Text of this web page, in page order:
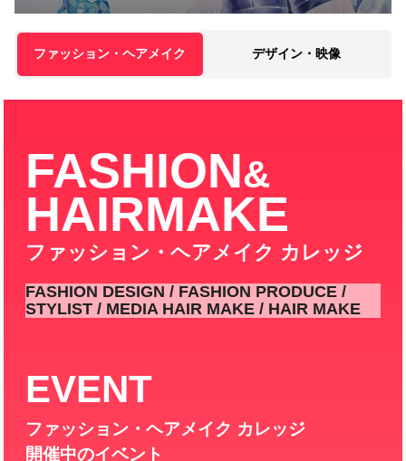
ファッション・ヘアメイク デザイン・映像
FASHION&
HAIRMAKE
ファッション・ヘアメイク カレッジ
FASHION DESIGN / FASHION PRODUCE /
STYLIST / MEDIA HAIR MAKE / HAIR MAKE
EVENT
ファッション・ヘアメイク カレッジ
開催中のイベント